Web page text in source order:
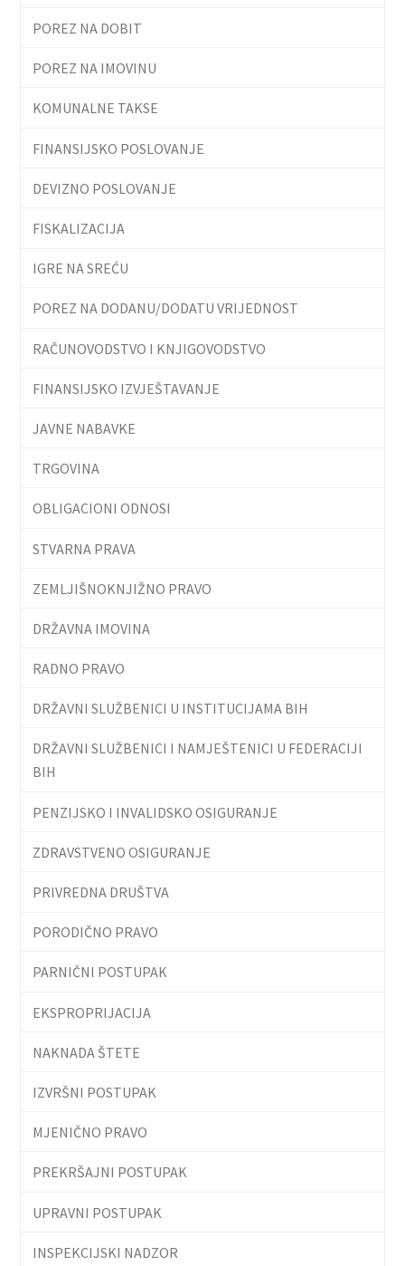
POREZ NA DOBIT
POREZ NA IMOVINU
KOMUNALNE TAKSE
FINANSIJSKO POSLOVANJE
DEVIZNO POSLOVANJE
FISKALIZACIJA
IGRE NA SREĆU
POREZ NA DODANU/DODATU VRIJEDNOST
RAČUNOVODSTVO I KNJIGOVODSTVO
FINANSIJSKO IZVJEŠTAVANJE
JAVNE NABAVKE
TRGOVINA
OBLIGACIONI ODNOSI
STVARNA PRAVA
ZEMLJIŠNOKNJIŽNO PRAVO
DRŽAVNA IMOVINA
RADNO PRAVO
DRŽAVNI SLUŽBENICI U INSTITUCIJAMA BIH
DRŽAVNI SLUŽBENICI I NAMJEŠTENICI U FEDERACIJI
BIH
PENZIJSKO I INVALIDSKO OSIGURANJE
ZDRAVSTVENO OSIGURANJE
PRIVREDNA DRUŠTVA
PORODIČNO PRAVO
PARNIČNI POSTUPAK
EKSPROPRIJACIJA
NAKNADA ŠTETE
IZVRŠNI POSTUPAK
MJENIČNO PRAVO
PREKRŠAJNI POSTUPAK
UPRAVNI POSTUPAK
INSPEKCIJSKI NADZOR